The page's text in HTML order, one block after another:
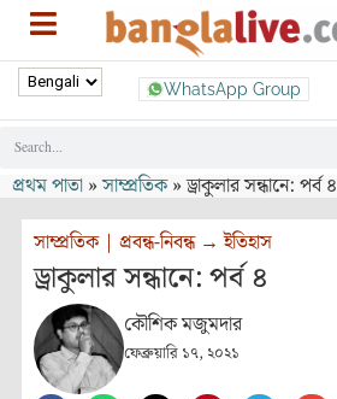
WhatsApp Group
প্রথম পাতা »সাম্প্রতিক»ড্রাকুলার সন্ধানে: পর্ব ৪
সাম্প্রতিক| প্রবন্ধ-নিবন্ধ→ইতিহাস
ড্রাকুলার সন্ধানে: পর্ব ৪
কৌশিক মজুমদার
ফেব্রুয়ারি ১৭, ২০২১